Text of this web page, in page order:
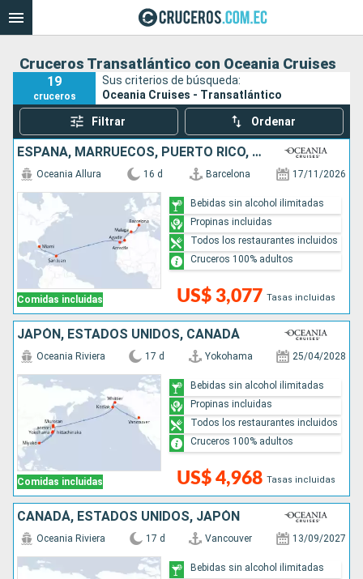
Cruceros Transatlántico con Oceania Cruises
19
cruceros
Sus criterios de búsqueda:
Oceania Cruises - Transatlántico
Filtrar Ordenar
ESPAÑA, MARRUECOS, PUERTO RICO, ESTADOS UNIDOS
Comidas incluidas
Oceania Allura 16 d Barcelona 17/11/2026
US$ 3,077 Tasas incluidas
Bebidas sin alcohol ilimitadas
Propinas incluidas
Todos los restaurantes incluidos
Cruceros 100% adultos
JAPÓN, ESTADOS UNIDOS, CANADÁ
Comidas incluidas
Oceania Riviera 17 d Yokohama 25/04/2028
US$ 4,968 Tasas incluidas
Bebidas sin alcohol ilimitadas
Propinas incluidas
Todos los restaurantes incluidos
Cruceros 100% adultos
CANADÁ, ESTADOS UNIDOS, JAPÓN
Oceania Riviera 17 d Vancouver 13/09/2027
Bebidas sin alcohol ilimitadas